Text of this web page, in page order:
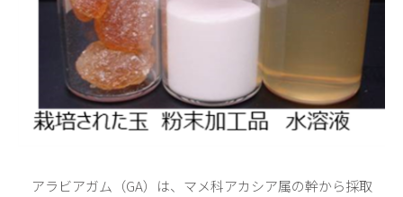
アラビアガム（GA）は、マメ科アカシア属の幹から採取